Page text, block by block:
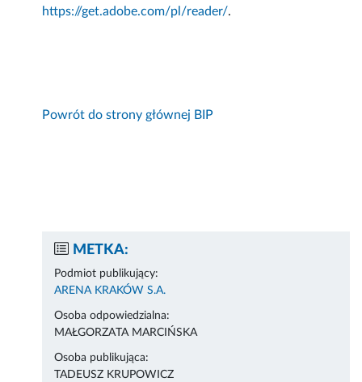
https://get.adobe.com/pl/reader/.
Powrót do strony głównej BIP
METKA:
Podmiot publikujący:
ARENA KRAKÓW S.A.
Osoba odpowiedzialna:
MAŁGORZATA MARCIŃSKA
Osoba publikująca:
TADEUSZ KRUPOWICZ